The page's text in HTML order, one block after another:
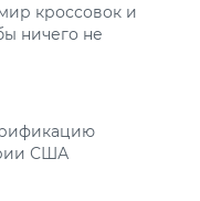
кроссовок и
ничего не
США